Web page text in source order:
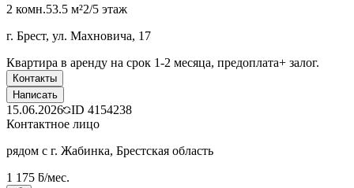
2 комн.53.5 м²2/5 этаж
г. Брест, ул. Махновича, 17
Квартира в аренду на срок 1-2 месяца, предоплата+ залог.
Контакты
Написать
15.06.2026 ID 4154238
Контактное лицо
рядом с г. Жабинка, Брестская область
1 175 ƃ/мес.